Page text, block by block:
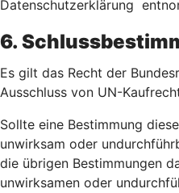
Datenschutzerklärung
6.
Es gilt das Recht der
Ausschluss von UN-
Sollte eine Bestimmung
unwirksam oder
die übrigen Bestimmungen
unwirksamen oder